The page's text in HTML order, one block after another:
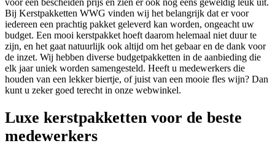
Bij Kerstpakketten WWG vinden wij het belangrijk dat er voor
iedereen een prachtig pakket geleverd kan worden, ongeacht uw
budget. Een mooi kerstpakket hoeft daarom helemaal niet duur te
zijn, en het gaat natuurlijk ook altijd om het gebaar en de dank voor
de inzet. Wij hebben diverse budgetpakketten in de aanbieding die
elk jaar uniek worden samengesteld. Heeft u medewerkers die
houden van een lekker biertje, of juist van een mooie fles wijn? Dan
kunt u zeker goed terecht in onze webwinkel.
Luxe kerstpakketten voor de beste
medewerkers